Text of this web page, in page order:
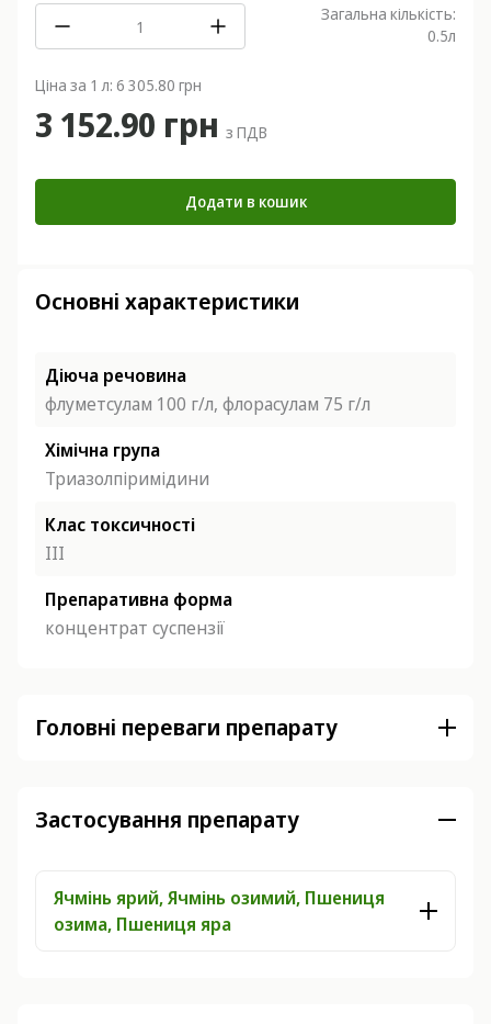
Загальна кількість:
0.5л
Ціна за 1 л: 6 305.80 грн
3 152.90 грн з ПДВ
Додати в кошик
Основні характеристики
Діюча речовина
флуметсулам 100 г/л, флорасулам 75 г/л
Хімічна група
Триазолпіримідини
Клас токсичності
ІІІ
Препаративна форма
концентрат суспензії
Головні переваги препарату
Застосування препарату
Ячмінь ярий, Ячмінь озимий, Пшениця
озима, Пшениця яра